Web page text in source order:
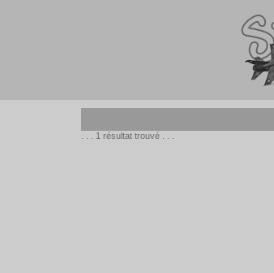
. . . 1 résultat trouvé . . .